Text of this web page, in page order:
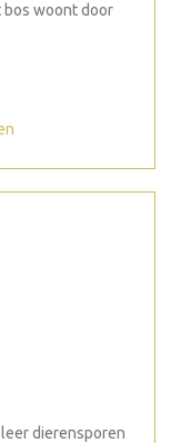
bos woont door
dierensporen